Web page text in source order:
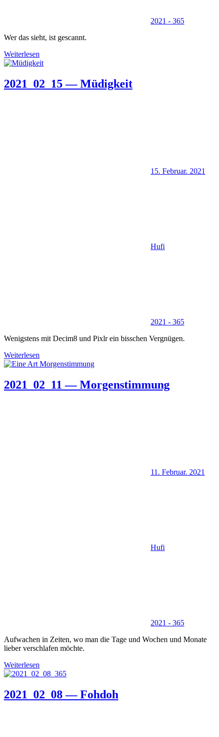
2021 - 365
Wer das sieht, ist gescannt.
Weiterlesen
2021_02_15 — Müdigkeit
15. Februar. 2021
Hufi
2021 - 365
Wenigstens mit Decim8 und Pixlr ein bisschen Vergnügen.
Weiterlesen
2021_02_11 — Morgenstimmung
11. Februar. 2021
Hufi
2021 - 365
Aufwachen in Zeiten, wo man die Tage und Wochen und Monate
lieber verschlafen möchte.
Weiterlesen
2021_02_08 — Fohdoh